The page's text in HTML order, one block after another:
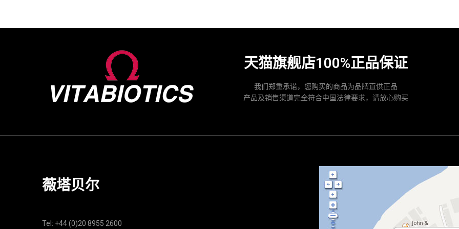
天猫旗舰店100%正品保证
我们郑重承诺，您购买的商品为品牌直供正品
产品及销售渠道完全符合中国法律要求，请放心购买
薇塔贝尔
Tel: +44 (0)20 8955 2600